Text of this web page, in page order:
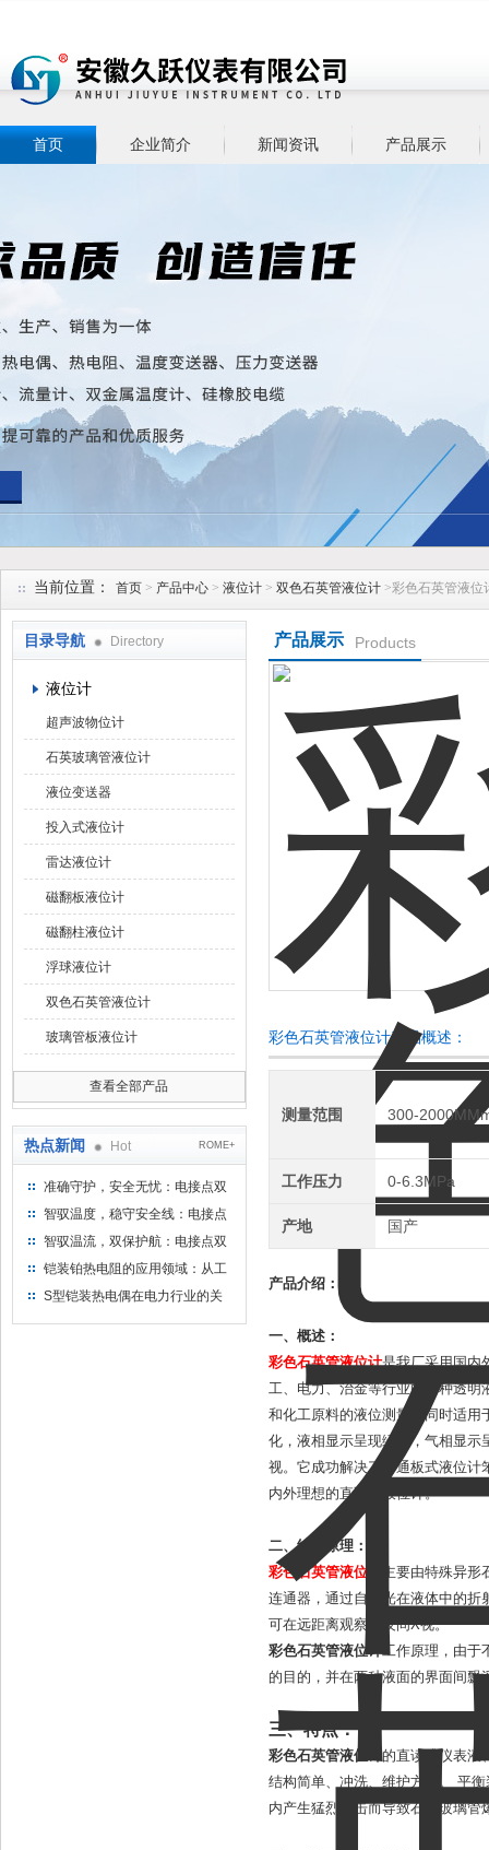
安徽久跃仪表有限公司
首页 企业简介 新闻资讯 产品展示
当前位置： 首页 > 产品中心 > 液位计 > 双色石英管液位计 >彩色石英管液位
目录导航 Directory
液位计
超声波物位计
石英玻璃管液位计
液位变送器
投入式液位计
雷达液位计
磁翻板液位计
磁翻柱液位计
浮球液位计
双色石英管液位计
玻璃管板液位计
查看全部产品
热点新闻 Hot ROME+
准确守护，安全无忧：电接点双
金属温度计——测温新选择
智驭温度，稳守安全线：电接点
双金属温度计的创新守护
智驭温流，双保护航：电接点双
金属温度计在工业领域的革新应
铠装铂热电阻的应用领域：从工
业到科研，无所不在的温度测量
S型铠装热电偶在电力行业的关
产品展示 Products
彩色石英管液位计产品概述：
测量范围 300-
工作压力 0-6.3MPa
产地 国产
产品介绍：
一、概述：
彩色石英管液位计是我厂采用国内
工、电力、治金等行业的各种透明
和化工原料的液位测量，同时适用
化，液相显示呈现绿色，气相显示
视。它成功解决了普通板式液位计
内外理想的直读式液位计。
二、结构原理：
彩色石英管液位计
主要由特殊异
连通器，通过自然光在液体中的折
可在远距离观察和夜间X视。
彩色石英管液位计工作原理，由于
的目的，并在两种液面的界面间
三、特点：
彩色石英管液位计 的直读式仪表液
结构简单、冲洗、维护方便。 平
内产生猛烈冲击而导致石英玻璃